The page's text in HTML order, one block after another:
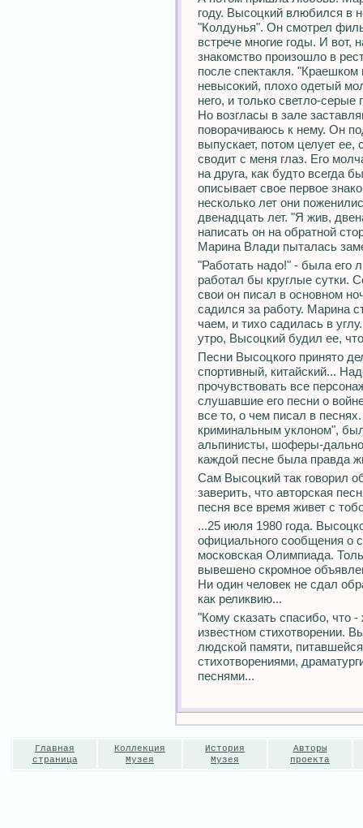
году. Высоцкий влюбился в
"Колдунья". Он смотрел
встрече многие годы. И вот,
знакомство произошло в
после спектакля. "Краешком
невысокий, плохо одетый
него, и только светло-
Но возгласы в зале
поворачиваюсь к нему. Он
выпускает, потом целует
сводит с меня глаз. Его
на друга, как будто всегда
описывает свое первое
несколько лет они
двенадцать лет. "Я жив,
написать он на обратной
Марина Влади пыталась
"Работать надо!" - была его
работал бы круглые сутки.
свои он писал в основном
садился за работу. Марина
чаем, и тихо садилась в
утро, Высоцкий будил ее,
Песни Высоцкого принято
спортивный, китайский...
прочувствовать все
слушавшие его песни о
все то, о чем писал в
криминальным уклоном",
альпинисты, шоферы-
каждой песне была правда
Сам Высоцкий так говорил
заверить, что авторская
песня все время живет с
...25 июля 1980 года.
официального сообщения о
московская Олимпиада.
вывешено скромное
Ни один человек не сдал
как реликвию...
"Кому сказать спасибо, что
известном стихотворении.
людской памяти,
стихотворениями,
песнями...
Главная
страница
Коллекция
Музея
История
Музея
Авторы
проекта